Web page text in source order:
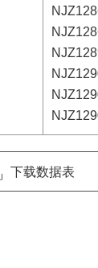
下载数据表